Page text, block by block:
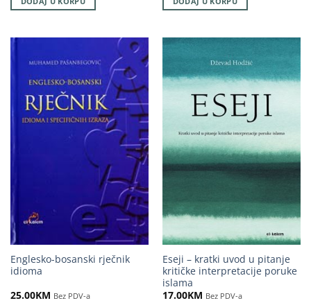
Englesko-bosanski rječnik
idioma
25.00KM Bez PDV-a
Eseji – kratki uvod u pitanje
kritičke interpretacije poruke
islama
17.00KM Bez PDV-a